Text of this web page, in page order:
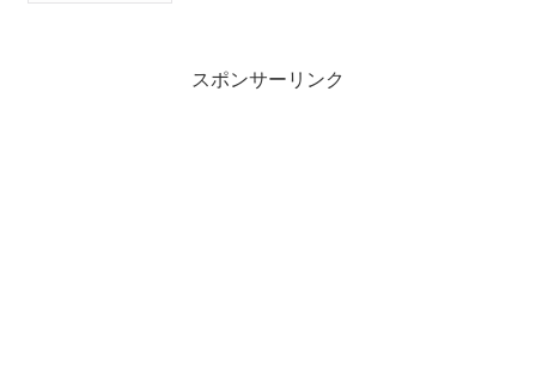
スポンサーリンク